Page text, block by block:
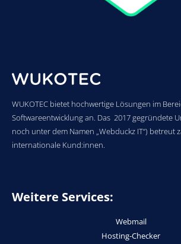
WUKOTEC bietet hochwertige Lösungen im
Softwareentwicklung an. Das 2017 gegründete
noch unter dem Namen „Webduckz IT“) betreut
internationale Kund:innen.
Weitere Services:
Webmail
Hosting-Checker